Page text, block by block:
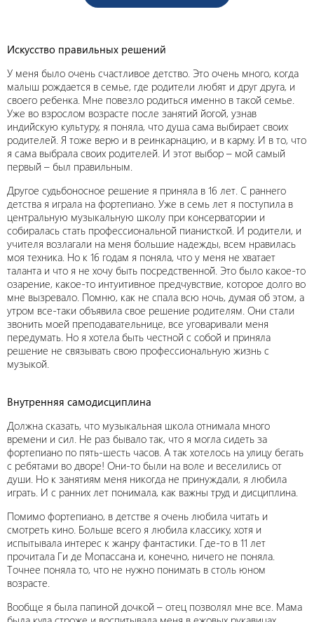
Искусство правильных решений
У меня было очень счастливое детство. Это очень много, когда
малыш рождается в семье, где родители любят и друг друга, и
своего ребенка. Мне повезло родиться именно в такой семье.
Уже во взрослом возрасте после занятий йогой, узнав
индийскую культуру, я поняла, что душа сама выбирает своих
родителей. Я тоже верю и в реинкарнацию, и в карму. И в то, что
я сама выбрала своих родителей. И этот выбор – мой самый
первый – был правильным.
Другое судьбоносное решение я приняла в 16 лет. С раннего
детства я играла на фортепиано. Уже в семь лет я поступила в
центральную музыкальную школу при консерватории и
собиралась стать профессиональной пианисткой. И родители, и
учителя возлагали на меня большие надежды, всем нравилась
моя техника. Но к 16 годам я поняла, что у меня не хватает
таланта и что я не хочу быть посредственной. Это было какое-то
озарение, какое-то интуитивное предчувствие, которое долго во
мне вызревало. Помню, как не спала всю ночь, думая об этом, а
утром все-таки объявила свое решение родителям. Они стали
звонить моей преподавательнице, все уговаривали меня
передумать. Но я хотела быть честной с собой и приняла
решение не связывать свою профессиональную жизнь с
музыкой.
Внутренняя самодисциплина
Должна сказать, что музыкальная школа отнимала много
времени и сил. Не раз бывало так, что я могла сидеть за
фортепиано по пять-шесть часов. А так хотелось на улицу бегать
с ребятами во дворе! Они-то были на воле и веселились от
души. Но к занятиям меня никогда не принуждали, я любила
играть. И с ранних лет понимала, как важны труд и дисциплина.
Помимо фортепиано, в детстве я очень любила читать и
смотреть кино. Больше всего я любила классику, хотя и
испытывала интерес к жанру фантастики. Где-то в 11 лет
прочитала Ги де Мопассана и, конечно, ничего не поняла.
Точнее поняла то, что не нужно понимать в столь юном
возрасте.
Вообще я была папиной дочкой – отец позволял мне все. Мама